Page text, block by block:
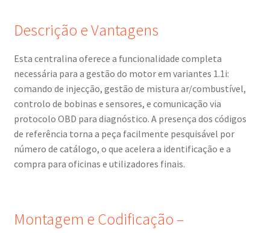
Descrição e Vantagens
Esta centralina oferece a funcionalidade completa
necessária para a gestão do motor em variantes 1.1i:
comando de injecção, gestão de mistura ar/combustível,
controlo de bobinas e sensores, e comunicação via
protocolo OBD para diagnóstico. A presença dos códigos
de referência torna a peça facilmente pesquisável por
número de catálogo, o que acelera a identificação e a
compra para oficinas e utilizadores finais.
Montagem e Codificação –